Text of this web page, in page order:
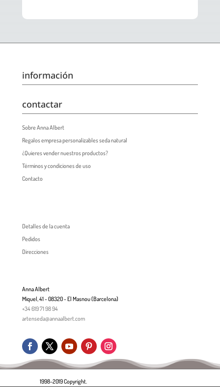
información
contactar
Sobre Anna Albert
Regalos empresa personalizables seda natural
¿Quieres vender nuestros productos?
Términos y condiciones de uso
Contacto
Detalles de la cuenta
Pedidos
Direcciones
Anna Albert
Miquel, 41 - 08320 - El Masnou (Barcelona)
+34 619 71 98 94
artenseda@annaalbert.com
1998-2019 Copyright.